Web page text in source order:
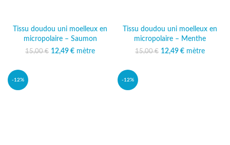
Tissu doudou uni moelleux en
micropolaire – Saumon
15,00€ Le prix initial était :
12,49 €
Le prix
mètre
Tissu doudou uni moelleux en
micropolaire – Menthe
15,00€ Le prix initial était :
12,49 €
Le prix
mètre
-12% -12%